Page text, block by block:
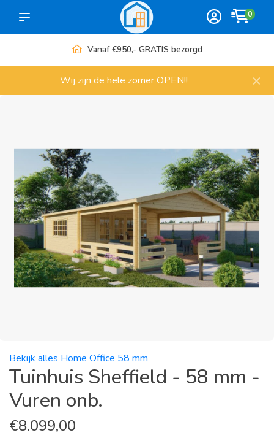
0
Meer dan 1000 artikelen
Wij zijn de hele zomer OPEN!! ×
Bekijk alles Home Office 58 mm
Tuinhuis Sheffield - 58 mm -
Vuren onb.
€8.099,00